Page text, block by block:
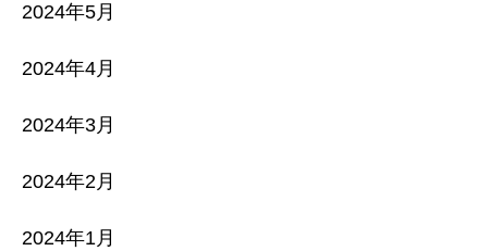
2024年5月
2024年4月
2024年3月
2024年2月
2024年1月